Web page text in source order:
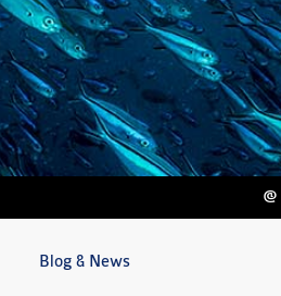
@
Blog & News